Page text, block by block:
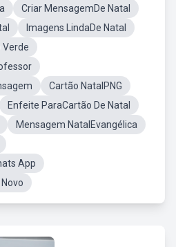
Criar MensagemDe Natal
Imagens LindaDe Natal
Verde
Cartão NatalPNG
Enfeite ParaCartão De Natal
Mensagem NatalEvangélica
App